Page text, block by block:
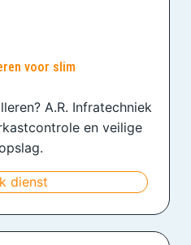
voor slim
A.R. Infratechniek
en veilige
dienst